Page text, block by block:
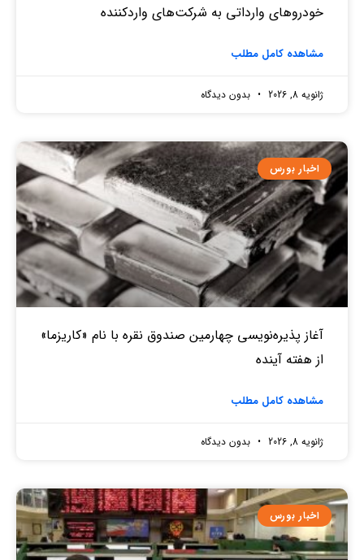
خودروهای وارداتی به شرکت‌های واردکننده
مشاهده کامل مطلب
ژانویه 8, 2026 بدون دیدگاه
اخبار بورس
آغاز پذیره‌نویسی چهارمین صندوق نقره‌ با نام «کاریزما»
از هفته آینده
مشاهده کامل مطلب
ژانویه 8, 2026 بدون دیدگاه
اخبار بورس